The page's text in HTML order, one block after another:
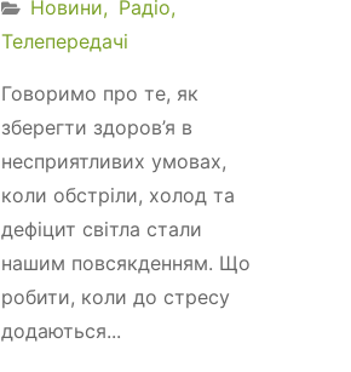
Новини
Радіо
Телепередачі
Говоримо про те, як
зберегти здоров’я в
несприятливих умовах,
коли обстріли, холод та
дефіцит світла стали
нашим повсякденням. Що
робити, коли до стресу
додаються...